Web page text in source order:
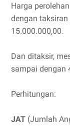
Harga
dengan
15.000.000,00.
Dan ditaksir,
sampai dengan
Perhitungan:
JAT (Jumlah